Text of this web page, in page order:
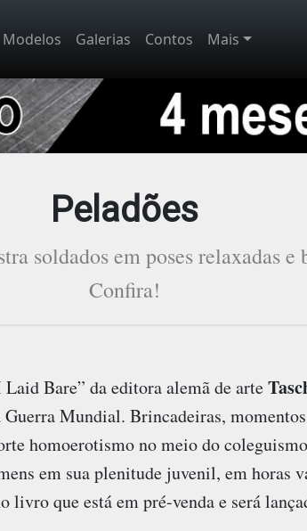
Modelos Galerias Contos Mais
Peladões
soldados em poses relaxadas e
Confira!
Bare” da editora alemã de arte
Mundial. Brincadeiras,
homoerotismo no meio do
em sua plenitude juvenil, em horas
livro que está em pré-venda e será